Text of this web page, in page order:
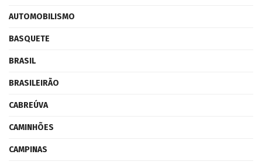
AUTOMOBILISMO
BASQUETE
BRASIL
BRASILEIRÃO
CABREÚVA
CAMINHÕES
CAMPINAS